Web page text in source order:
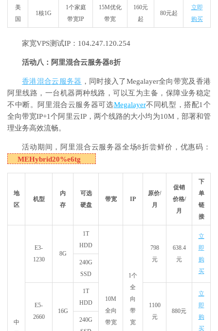
美
国
1核1G
1个家庭
带宽IP
15M优化
带宽
160元
起
80元起
立即
购买
家宽VPS测试IP：104.247.120.254
活动八：阿里混合云服务器8折
香港混合云服务器 ，同时接入了Megalayer全向带宽及香港
阿里线路，一台机器两种线路，可以互为主备，保障业务稳定
不中断。阿里混合云服务器可选Megalayer不同机型，搭配1个
全向带宽IP+1个阿里云IP，两个线路的大小均为10M，部署和管
理业务高效流畅。
活动期间，阿里混合云服务器全场8折尝鲜价，优惠码：
MEHybrid20%e6tg
地
区
机型
内
存
可选
硬盘
带宽 IP
原价/
月
促销
价格/
月
下
单
链
接
中
E3-
1230
8G
1T
HDD
10M
全向
带宽
1个
全
向
带
宽
798
元
638.4
元
立
即
购
买
240G
SSD
E5-
2660
16G
1T
HDD
1100
元
880元
立
即
购
买
240G